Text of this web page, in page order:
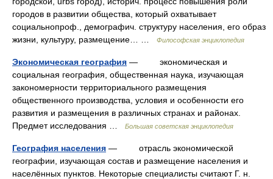
городов в развитии общества, который охватывает
социальнопроф., демографич. структуру населения, его образ
жизни, культуру, размещение… …
Философская энциклопедия
Экономическая география — экономическая и
социальная география, общественная наука, изучающая
закономерности территориального размещения
общественного производства, условия и особенности его
развития и размещения в различных странах и районах.
Предмет исследования …
Большая советская энциклопедия
География населения — отрасль экономической
географии, изучающая состав и размещение населения и
населённых пунктов. Некоторые специалисты считают Г. н.